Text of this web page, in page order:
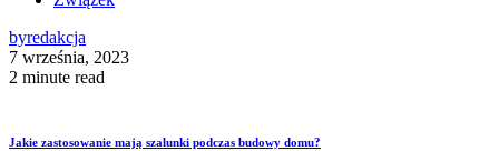
byredakcja
7 września, 2023
2 minute read
Jakie zastosowanie mają szalunki podczas budowy domu?